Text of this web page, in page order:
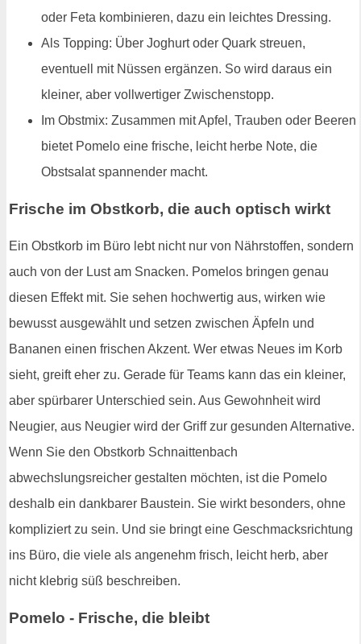
oder Feta kombinieren, dazu ein leichtes Dressing.
Als Topping: Über Joghurt oder Quark streuen,
eventuell mit Nüssen ergänzen. So wird daraus ein
kleiner, aber vollwertiger Zwischenstopp.
Im Obstmix: Zusammen mit Apfel, Trauben oder Beeren
bietet Pomelo eine frische, leicht herbe Note, die
Obstsalat spannender macht.
Frische im Obstkorb, die auch optisch wirkt
Ein Obstkorb im Büro lebt nicht nur von Nährstoffen, sondern
auch von der Lust am Snacken. Pomelos bringen genau
diesen Effekt mit. Sie sehen hochwertig aus, wirken wie
bewusst ausgewählt und setzen zwischen Äpfeln und
Bananen einen frischen Akzent. Wer etwas Neues im Korb
sieht, greift eher zu. Gerade für Teams kann das ein kleiner,
aber spürbarer Unterschied sein. Aus Gewohnheit wird
Neugier, aus Neugier wird der Griff zur gesunden Alternative.
Wenn Sie den Obstkorb Schnaittenbach
abwechslungsreicher gestalten möchten, ist die Pomelo
deshalb ein dankbarer Baustein. Sie wirkt besonders, ohne
kompliziert zu sein. Und sie bringt eine Geschmacksrichtung
ins Büro, die viele als angenehm frisch, leicht herb, aber
nicht klebrig süß beschreiben.
Pomelo - Frische, die bleibt